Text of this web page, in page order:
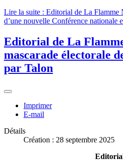
Lire la suite : Editorial de La Flamme
d’une nouvelle Conférence nationale
Editorial de La
mascarade électorale
par Talon
Imprimer
E-mail
Détails
Création : 28 septembre 2025